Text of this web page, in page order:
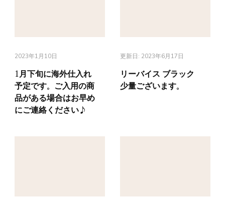
2023年1月10日
1月下旬に海外仕入れ
予定です。ご入用の商
品がある場合はお早め
にご連絡ください♪
更新日: 2023年6月17日
リーバイス ブラック
少量ございます。